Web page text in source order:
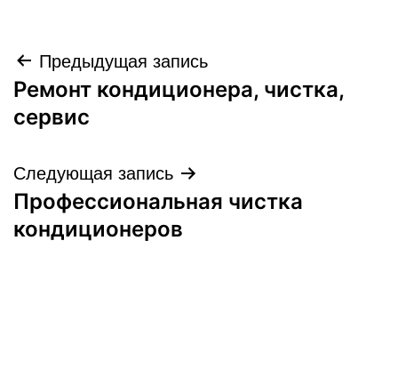
Навигация
по
Предыдущая запись
Ремонт кондиционера, чистка,
сервис
Следующая запись
Профессиональная чистка
кондиционеров